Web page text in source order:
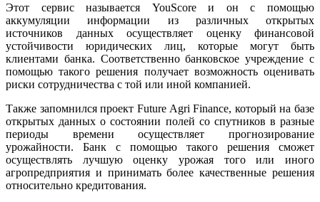
Этот сервис называется YouScore и он с помощью
аккумуляции информации из различных открытых
источников данных осуществляет оценку финансовой
устойчивости юридических лиц, которые могут быть
клиентами банка. Соответственно банковское учреждение с
помощью такого решения получает возможность оценивать
риски сотрудничества с той или иной компанией.
Также запомнился проект Future Agri Finance, который на базе
открытых данных о состоянии полей со спутников в разные
периоды времени осуществляет прогнозирование
урожайности. Банк с помощью такого решения сможет
осуществлять лучшую оценку урожая того или иного
агропредприятия и принимать более качественные решения
относительно кредитования.